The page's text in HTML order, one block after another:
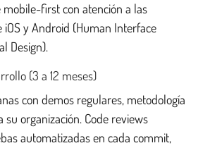
mobile-first con atención a las
iOS y Android (Human Interface
Design).
(3 a 12 meses)
con demos regulares, metodología
organización. Code reviews
automatizadas en cada commit,